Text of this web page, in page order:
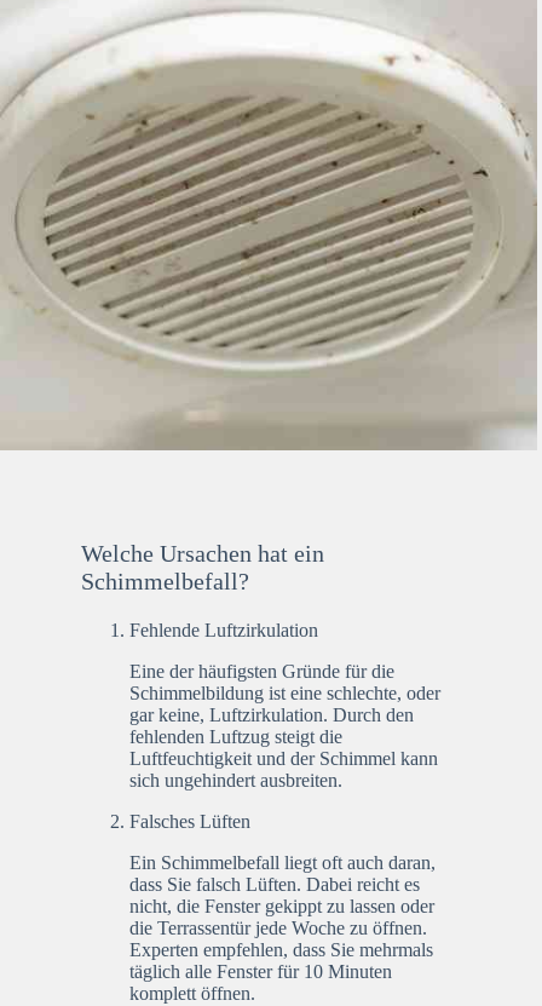
Welche Ursachen hat ein
Schimmelbefall?
Fehlende Luftzirkulation
Eine der häufigsten Gründe für die
Schimmelbildung ist eine schlechte, oder
gar keine, Luftzirkulation. Durch den
fehlenden Luftzug steigt die
Luftfeuchtigkeit und der Schimmel kann
sich ungehindert ausbreiten.
Falsches Lüften
Ein Schimmelbefall liegt oft auch daran,
dass Sie falsch Lüften. Dabei reicht es
nicht, die Fenster gekippt zu lassen oder
die Terrassentür jede Woche zu öffnen.
Experten empfehlen, dass Sie mehrmals
täglich alle Fenster für 10 Minuten
komplett öffnen.